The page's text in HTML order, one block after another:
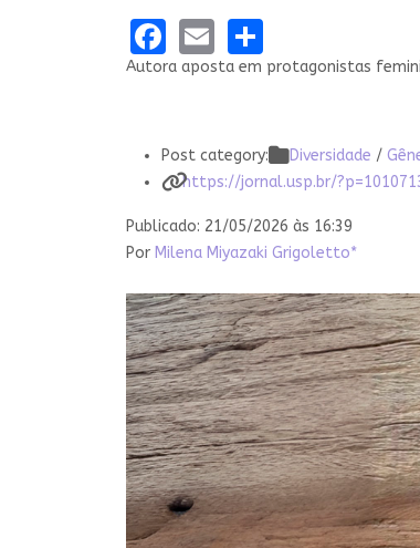
Facebook
Email
Autora aposta em protagonistas
Post category: Diversidade /
https://jornal.usp.br/
Publicado: 21/05/2026 às 16:39
Por Milena Miyazaki Grigoletto*